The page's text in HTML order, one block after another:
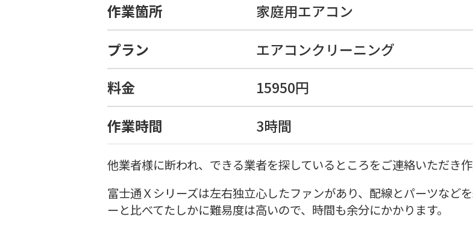
作業箇所
家庭用エアコン
プラン
エアコンクリーニング
料金
15950円
作業時間
3時間
他業者様に断われ、できる業者を探しているところをご連絡いただき
富士通Ｘシリーズは左右独立心したファンがあり、配線とパーツなど
ーと比べてたしかに難易度は高いので、時間も余分にかかります。